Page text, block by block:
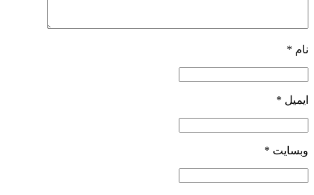
نام *
ایمیل *
وبسایت *